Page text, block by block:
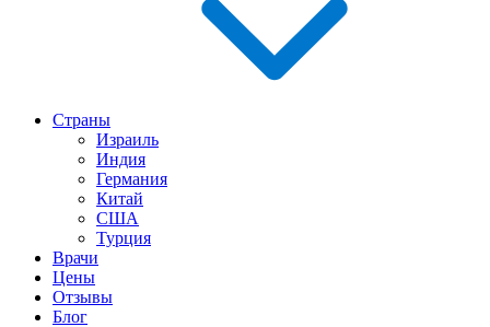
Страны
Израиль
Индия
Германия
Китай
США
Турция
Врачи
Цены
Отзывы
Блог